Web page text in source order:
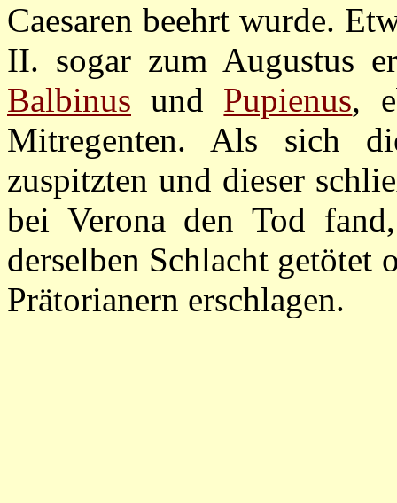
Caesaren beehrt wurde.
II. sogar zum Augustus
Balbinus und Pupienus,
Mitregenten. Als sich
zuspitzten und dieser
bei Verona den Tod
derselben Schlacht getötet
Prätorianern erschlagen.